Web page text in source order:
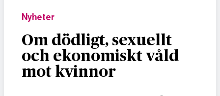
Nyheter
Om dödligt, sexuellt
och ekonomiskt våld
mot kvinnor